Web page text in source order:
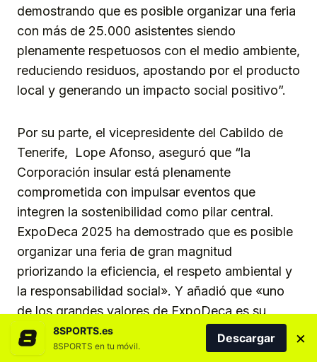
demostrando que es posible organizar una feria
con más de 25.000 asistentes siendo
plenamente respetuosos con el medio ambiente,
reduciendo residuos, apostando por el producto
local y generando un impacto social positivo”.
Por su parte, el vicepresidente del Cabildo de
Tenerife, Lope Afonso, aseguró que “la
Corporación insular está plenamente
comprometida con impulsar eventos que
integren la sostenibilidad como pilar central.
ExpoDeca 2025 ha demostrado que es posible
organizar una feria de gran magnitud
priorizando la eficiencia, el respeto ambiental y
la responsabilidad social». Y añadió que «uno
de los grandes valores de ExpoDeca es su
capacidad para dinamizar la economía de
proximidad».
8SPORTS.es
8SPORTS en tu móvil.
Descargar ×